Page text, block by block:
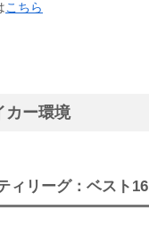
こちら
カー環境
ィリーグ：ベスト16